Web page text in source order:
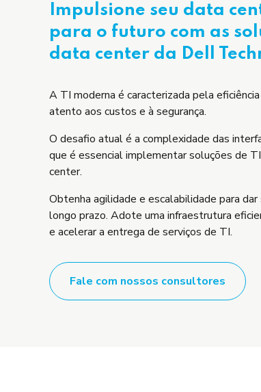
Impulsione seu data
para o futuro com as
data center da Dell
A TI moderna é caracterizada pela
atento aos custos e à segurança.
O desafio atual é a complexidade das
que é essencial implementar soluções de
center.
Obtenha agilidade e escalabilidade para
longo prazo. Adote uma infraestrutura
e acelerar a entrega de serviços de TI.
Fale com nossos consultores